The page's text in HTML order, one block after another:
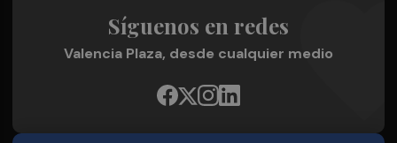
Síguenos en redes
Valencia Plaza, desde cualquier medio